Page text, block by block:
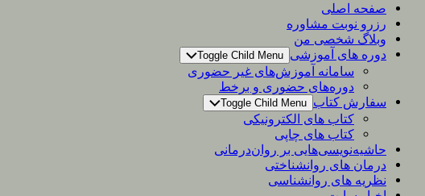
صفحه اصلی
رزرو نوبت مشاوره
وبلاگ شخصی من
دوره های آموزشی Toggle Child Menu
سامانه آموزش‌های غیر حضوری
دوره‌های حضوری و برخط
سفارش کتاب Toggle Child Menu
کتاب های الکترونیکی
کتاب های چاپی
حاشیه‌نویسی‌هایی بر روان‌درمانی
درمان های روانشناختی
نظریه های روانشناسی